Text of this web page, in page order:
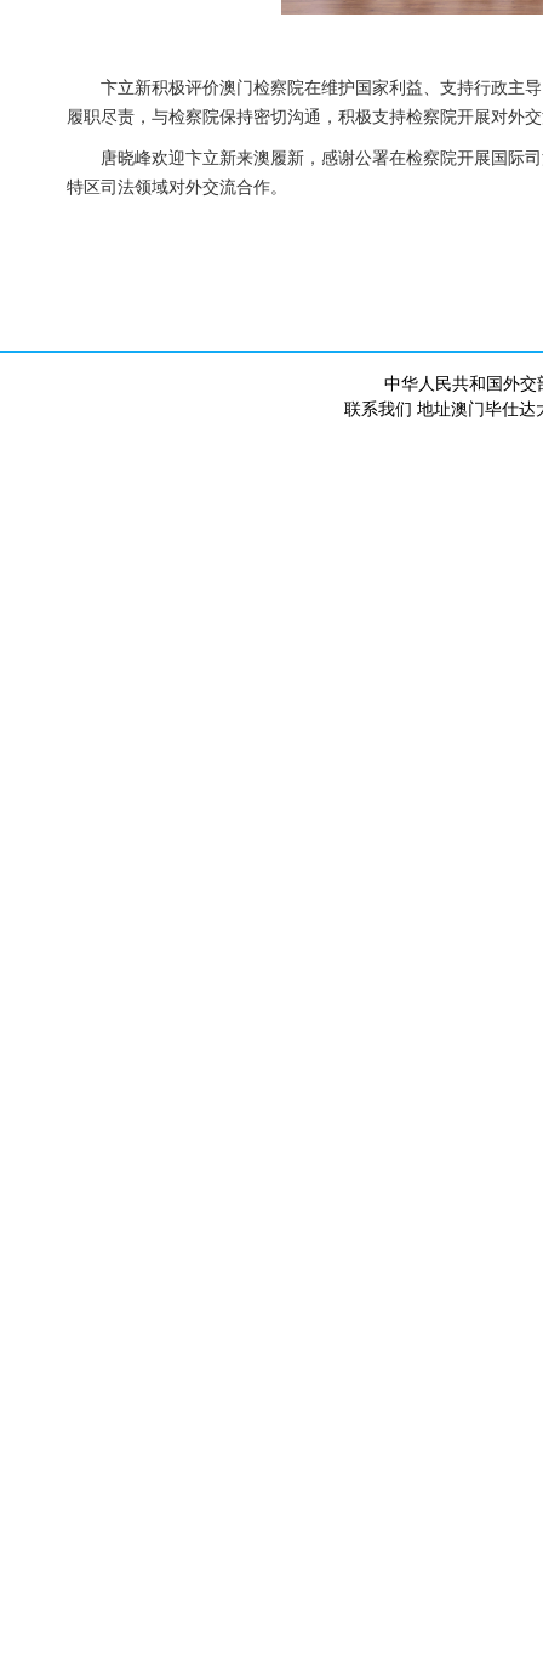
卞立新积极评价澳门检察院在维护国家利益、支持行政主
履职尽责，与检察院保持密切沟通，积极支持检察院开展对外
唐晓峰欢迎卞立新来澳履新，感谢公署在检察院开展国际
特区司法领域对外交流合作。
中华人民共和国外
联系我们 地址澳门毕仕